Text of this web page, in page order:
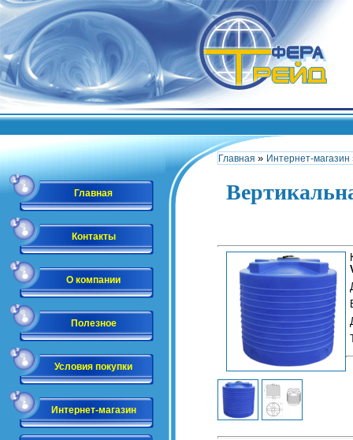
Главная
Контакты
О компании
Полезное
Условия покупки
Интернет-магазин
Главная » Интернет-магазин